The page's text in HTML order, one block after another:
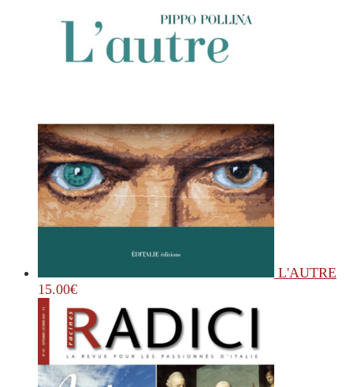
L'AUTRE
15.00€